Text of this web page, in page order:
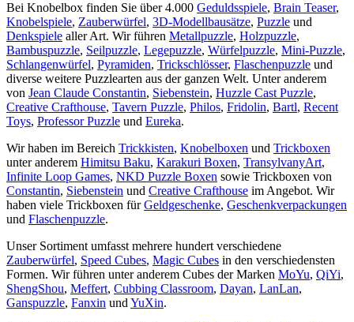
Bei Knobelbox finden Sie über 4.000 Geduldsspiele, Brain Teaser,
Knobelspiele, Zauberwürfel, 3D-Modellbausätze, Puzzle und
Denkspiele aller Art. Wir führen Metallpuzzle, Holzpuzzle,
Bambuspuzzle, Seilpuzzle, Legepuzzle, Würfelpuzzle, Mini-Puzzle,
Schlangenwürfel, Pyramiden, Trickschlösser, Flaschenpuzzle und
diverse weitere Puzzlearten aus der ganzen Welt. Unter anderem
von Jean Claude Constantin, Siebenstein, Huzzle Cast Puzzle,
Creative Crafthouse, Tavern Puzzle, Philos, Fridolin, Bartl, Recent
Toys, Professor Puzzle und Eureka.
Wir haben im Bereich Trickkisten, Knobelboxen und Trickboxen
unter anderem Himitsu Baku, Karakuri Boxen, TransylvanyArt,
Infinite Loop Games, NKD Puzzle Boxen sowie Trickboxen von
Constantin, Siebenstein und Creative Crafthouse im Angebot. Wir
haben viele Trickboxen fürGeldgeschenke, Geschenkverpackungen
und Flaschenpuzzle.
Unser Sortiment umfasst mehrere hundert verschiedene
Zauberwürfel, Speed Cubes, Magic Cubes in den verschiedensten
Formen. Wir führen unter anderem Cubes der Marken MoYu, QiYi,
ShengShou, Meffert, Cubbing Classroom, Dayan, LanLan,
Ganspuzzle, Fanxin und YuXin.